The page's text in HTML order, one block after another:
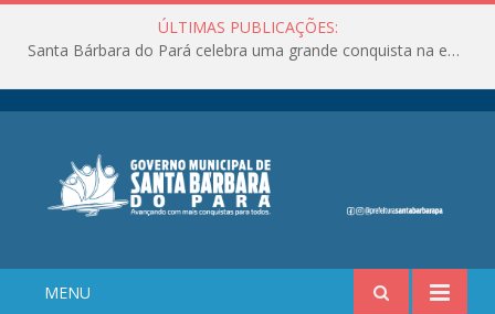
ÚLTIMAS PUBLICAÇÕES:
Santa Bárbara do Pará celebra uma grande conquista na educação!
MENU